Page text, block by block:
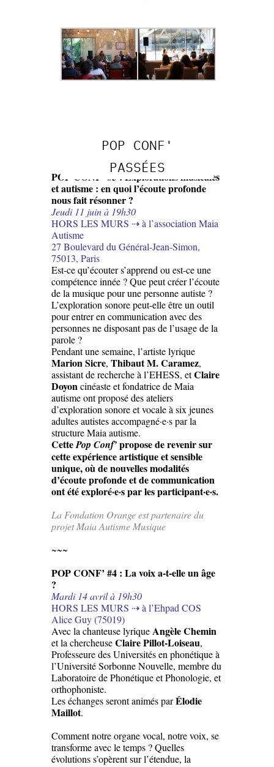
POP CONF'
PASSÉES
POP CONF’ #5 : Explorations musicales
et autisme : en quoi l’écoute profonde
nous fait résonner ?
Jeudi 11 juin à 19h30
HORS LES MURS ⇢ à l’association Maia
Autisme
27 Boulevard du Général-Jean-Simon,
75013, Paris
Est-ce qu’écouter s’apprend ou est-ce une
compétence innée ? Que peut créer l’écoute
de la musique pour une personne autiste ?
L’exploration sonore peut-elle être un outil
pour entrer en communication avec des
personnes ne disposant pas de l’usage de la
parole ?
Pendant une semaine, l’artiste lyrique
Marion Sicre, Thibaut M. Caramez,
assistant de recherche à l’EHESS, etClaire
Doyoncinéaste et fondatrice de Maia
autisme ont proposé des ateliers
d’exploration sonore et vocale à six jeunes
adultes autistes accompagné·e·s par la
structure Maia autisme.
CettePop Conf’propose de revenir sur
cette expérience artistique et sensible
unique, où de nouvelles modalités
d’écoute profonde et de communication
ont été exploré·e·s par les participant·e·s.
La Fondation Orange est partenaire du
projet Maia Autisme Musique
~~~
POP CONF’ #4 : La voix a-t-elle un âge
?
Mardi 14 avril à 19h30
HORS LES MURS ⇢ à l’Ehpad COS
Alice Guy (75019)
Avec la chanteuse lyriqueAngèle Chemin
et la chercheuseClaire Pillot-Loiseau,
Professeure des Universités en phonétique à
l’Université Sorbonne Nouvelle, membre du
Laboratoire de Phonétique et Phonologie, et
orthophoniste.
Les échanges seront animés parÉlodie
Maillot.
Commentnotre organe vocal, notre voix, se
transforme avec le temps ? Quelles
évolutions s’opèrent sur l’étendue, la